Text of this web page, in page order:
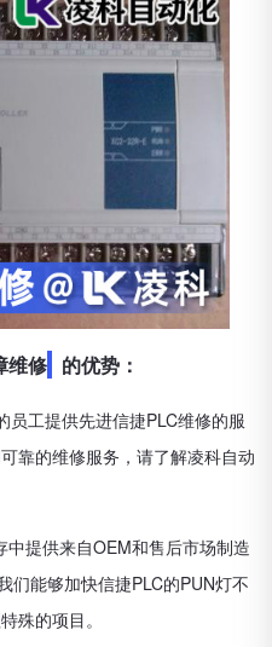
维修 的优势：
工提供先进信捷PLC维修的服
靠的维修服务，请了解凌科自动
提供来自OEM和售后市场制造
们能够加快信捷PLC的PUN灯不
殊的项目。